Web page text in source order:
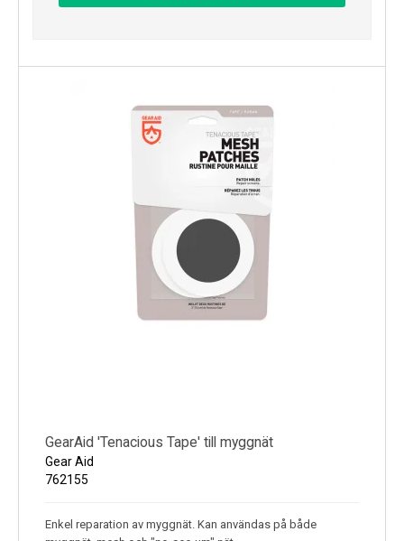
GearAid 'Tenacious Tape' till myggnät
Gear Aid
762155
Enkel reparation av myggnät. Kan användas på både